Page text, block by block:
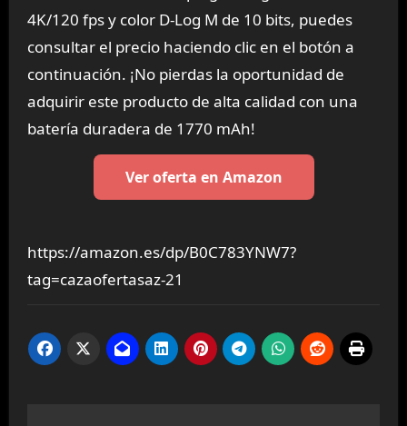
4K/120 fps y color D-Log M de 10 bits, puedes
consultar el precio haciendo clic en el botón a
continuación. ¡No pierdas la oportunidad de
adquirir este producto de alta calidad con una
batería duradera de 1770 mAh!
Ver oferta en Amazon
https://amazon.es/dp/B0C783YNW7?
tag=cazaofertasaz-21